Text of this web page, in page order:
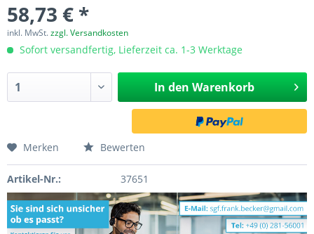
58,73 € *
inkl. MwSt.zzgl. Versandkosten
Sofort versandfertig, Lieferzeit ca. 1-3 Werktage
In den Warenkorb
Merken Bewerten
Artikel-Nr.: 37651